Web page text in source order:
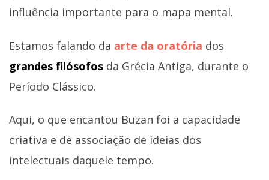
influência importante para o mapa mental.
Estamos falando da arte da oratória dos
grandes filósofos da Grécia Antiga, durante o
Período Clássico.
Aqui, o que encantou Buzan foi a capacidade
criativa e de associação de ideias dos
intelectuais daquele tempo.